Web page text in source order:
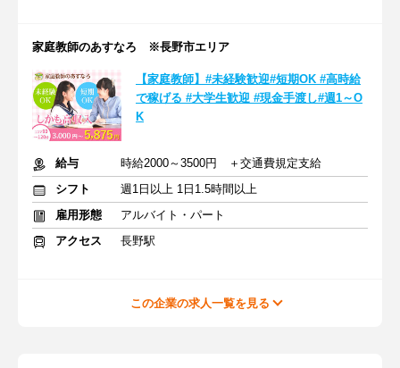
家庭教師のあすなろ ※長野市エリア
【家庭教師】#未経験歓迎#短期OK #高時給
で稼げる #大学生歓迎 #現金手渡し#週1～O
K
給与
時給2000～3500円 ＋交通費規定支給
シフト
週1日以上 1日1.5時間以上
雇用形態
アルバイト・パート
アクセス
長野駅
この企業の求人一覧を見る